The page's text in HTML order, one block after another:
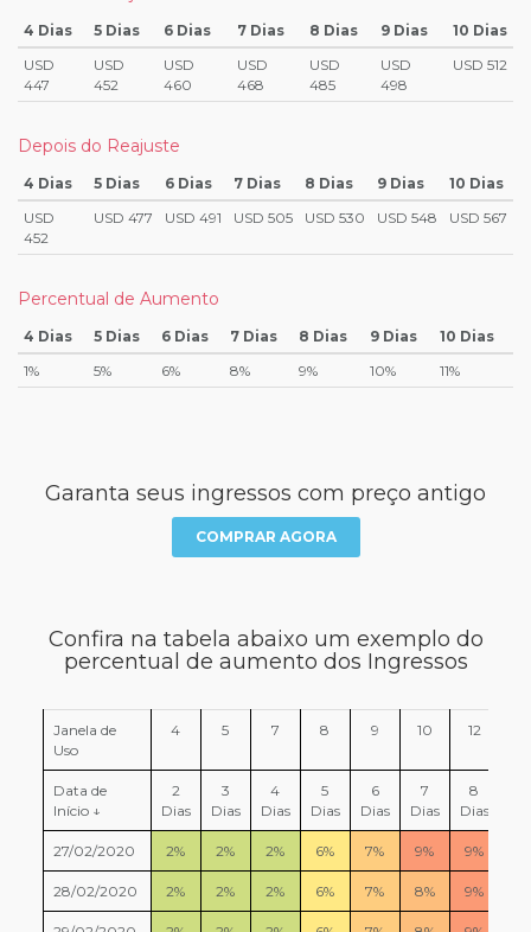
4 Dias 5 Dias 6 Dias 7 Dias 8 Dias 9 Dias
10 Dias
USD
447
USD
452
USD
460
USD
468
USD
485
USD
498
USD 512
Depois do Reajuste
4 Dias 5 Dias 6 Dias 7 Dias 8 Dias 9 Dias
10 Dias
USD
452
USD 477 USD 491 USD 505 USD 530 USD 548 USD 567
Percentual de Aumento
4 Dias 5 Dias 6 Dias 7 Dias 8 Dias 9 Dias
10 Dias
1%
5% 6% 8% 9% 10% 11%
Garanta seus ingressos com preço antigo
COMPRAR AGORA
Confira na tabela abaixo um exemplo do
percentual de aumento dos Ingressos
Janela de
Uso
4 5 7 8 9 10 12
Data de
Início ↓
2
Dias
3
Dias
4
Dias
5
Dias
6
Dias
7
Dias
8
Dias
27/02/2020 2% 2% 2% 6% 7% 9% 9%
28/02/2020 2% 2% 2% 6% 7% 8% 9%